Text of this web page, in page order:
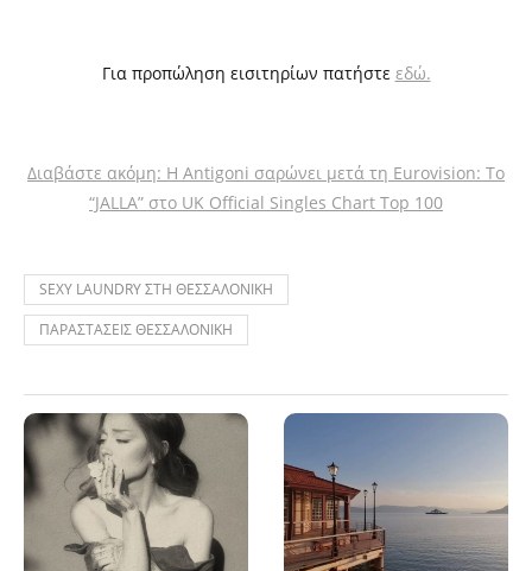
Για προπώληση εισιτηρίων πατήστε εδώ.
Διαβάστε ακόμη: Η Antigoni σαρώνει μετά τη Eurovision: Το
“JALLA” στο UK Official Singles Chart Top 100
SEXY LAUNDRY ΣΤΗ ΘΕΣΣΑΛΟΝΙΚΗ
ΠΑΡΑΣΤΑΣΕΙΣ ΘΕΣΣΑΛΟΝΙΚΗ